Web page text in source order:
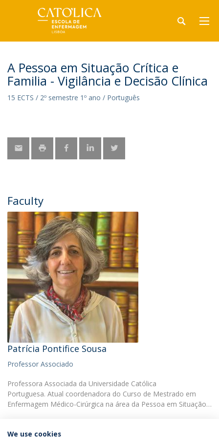
A Pessoa em Situação Crítica e
Familia - Vigilância e Decisão Clínica
15 ECTS / 2º semestre 1º ano / Português
Faculty
Patrícia Pontifice Sousa
Professor Associado
Professora Associada da Universidade Católica
Portuguesa. Atual coordenadora do Curso de Mestrado em
Enfermagem Médico-Cirúrgica na área da Pessoa em Situação…
We use cookies